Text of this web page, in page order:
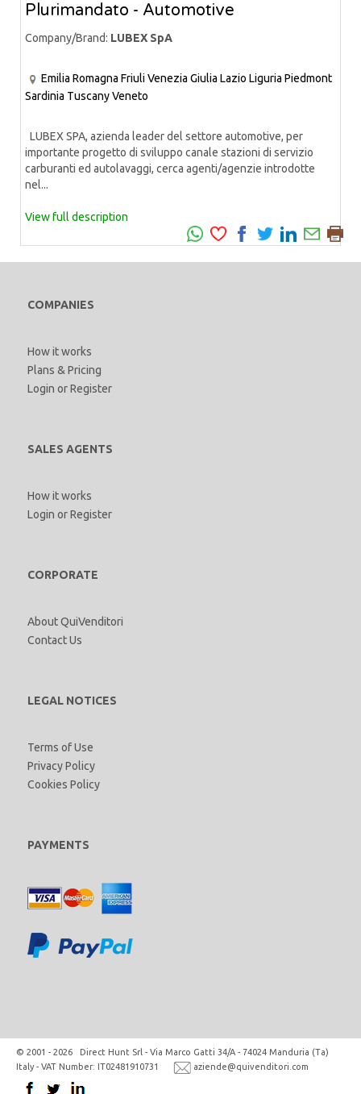
Plurimandato - Automotive
Company/Brand: LUBEX SpA
Emilia Romagna Friuli Venezia Giulia Lazio Liguria Piedmont
Sardinia TuscanyVeneto
LUBEX SPA, azienda leader del settore automotive, per
importante progetto di sviluppo canale stazioni di servizio
carburanti ed autolavaggi, cerca agenti/agenzie introdotte
nel...
View full description
COMPANIES
How it works
Plans & Pricing
Login orRegister
SALES AGENTS
How it works
Login orRegister
CORPORATE
About QuiVenditori
Contact Us
LEGAL NOTICES
Terms of Use
Privacy Policy
Cookies Policy
PAYMENTS
© 2001 - 2026 Direct Hunt Srl - Via Marco Gatti 34/A - 74024 Manduria (Ta)
Italy - VAT Number: IT02481910731
aziende@quivenditori.com